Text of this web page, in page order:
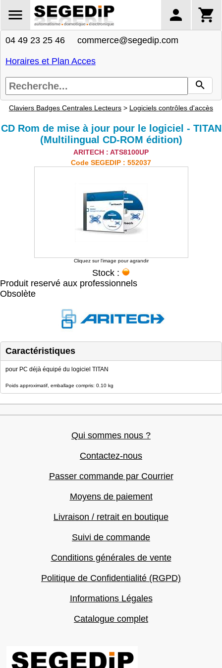
04 49 23 25 46 commerce@segedip.com
Horaires et Plan Acces
Claviers Badges Centrales Lecteurs > Logiciels contrôles d'accès
CD Rom de mise à jour pour le logiciel - TITAN
(Multilingual CD-ROM édition)
ARITECH : ATS8100UP
Code SEGEDIP : 552037
Cliquez sur l'image pour agrandir
Stock :
Produit reservé aux professionnels
Obsolète
Caractéristiques
pour PC déjà équipé du logiciel TITAN
Poids approximatif, emballage compris: 0.10 kg
Qui sommes nous ?
Contactez-nous
Passer commande par Courrier
Moyens de paiement
Livraison / retrait en boutique
Suivi de commande
Conditions générales de vente
Politique de Confidentialité (RGPD)
Informations Légales
Catalogue complet